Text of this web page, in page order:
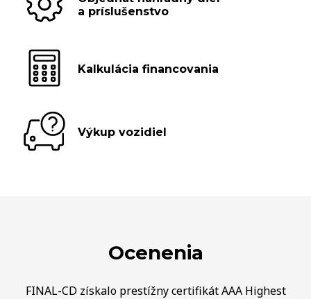
a príslušenstvo
Kalkulácia financovania
Výkup vozidiel
Ocenenia
FINAL-CD získalo prestížny certifikát AAA Highest